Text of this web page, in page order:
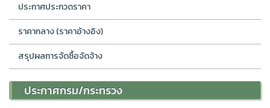
ประกาศประกวดราคา
ราคากลาง (ราคาอ้างอิง)
สรุปผลการจัดซื้อจัดจ้าง
ประกาศกรม/กระทรวง